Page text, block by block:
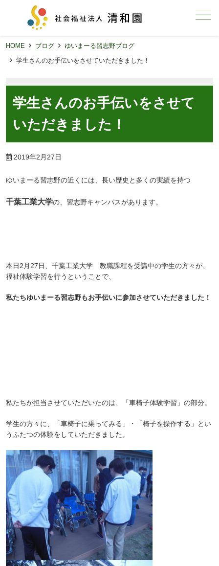
メニュー
HOME ブログ
ゆいまーる習志野ブログ
学生さんのお手伝いをさせていただきました！
学生さんのお手伝いをさせて
いただきました！
2019年2月27日
ゆいまーる習志野の近くには、長い歴史と多くの実績を持つ
千葉工業大学の、習志野キャンパスがあります。
本日2月27日、千葉工業大学 教職課程を受講中の学生の方々が、
福祉体験学習を行うということで、
私たちゆいまーる習志野もお手伝いに参加させていただきました！
私たちが担当させていただいたのは、「車椅子体験学習」の部分。
学生の方々に、「車椅子に乗ってみる」・「椅子を操作する」とい
うふたつの体験をしていただきました。